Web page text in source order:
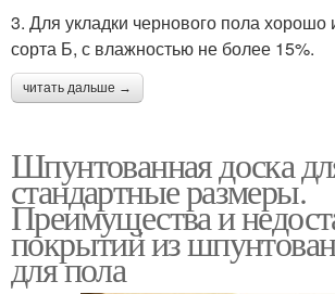
3. Для укладки чернового пола хорошо
сорта Б, с влажностью не более 15%.
читать дальше →
Шпунтованная доска
стандартные размеры.
Преимущества и
покрытий из
для пола